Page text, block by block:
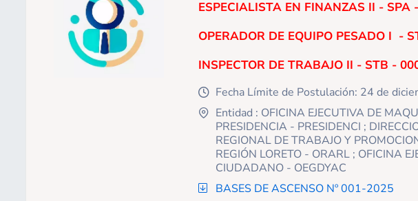
ESPECIALISTA EN FINANZAS II - SPA
OPERADOR DE EQUIPO PESADO I -
INSPECTOR DE TRABAJO II - STB -
icon
Fecha Límite de Postulación: 24 de
icon
Entidad : OFICINA EJECUTIVA DE
PRESIDENCIA - PRESIDENCI ;
REGIONAL DE TRABAJO Y
REGIÓN LORETO - ORARL ; OFICINA
CIUDADANO - OEGDYAC
icon
BASES DE ASCENSO Nº 001-2025